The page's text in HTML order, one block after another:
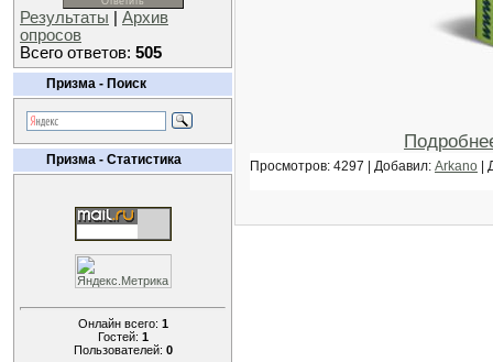
Результаты
Архив
опросов
Всего ответов: 505
Призма - Поиск
Призма - Статистика
Онлайн всего: 1
Гостей: 1
Пользователей: 0
Просмотров: 4297 | Добавил: Arkano |